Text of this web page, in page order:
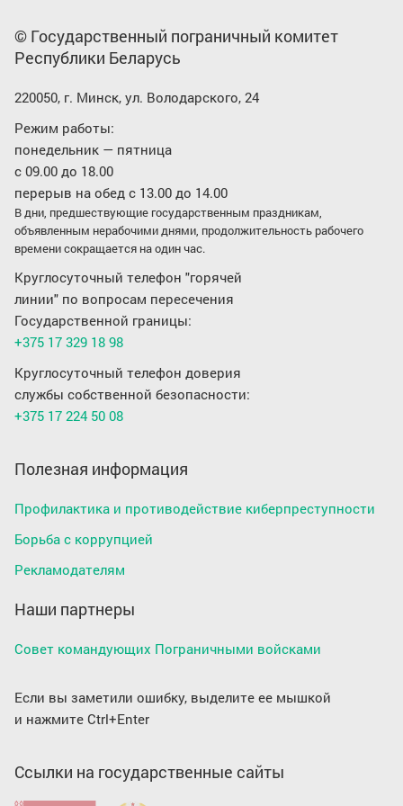
© Государственный пограничный комитет
Республики Беларусь
220050, г. Минск, ул. Володарского, 24
Режим работы:
понедельник — пятница
с 09.00 до 18.00
перерыв на обед с 13.00 до 14.00
В дни, предшествующие государственным праздникам,
объявленным нерабочими днями, продолжительность рабочего
времени сокращается на один час.
Круглосуточный телефон "горячей
линии" по вопросам пересечения
Государственной границы:
+375 17 329 18 98
Круглосуточный телефон доверия
службы собственной безопасности:
+375 17 224 50 08
Полезная информация
Профилактика и противодействие киберпреступности
Борьба с коррупцией
Рекламодателям
Наши партнеры
Совет командующих Пограничными войсками
Если вы заметили ошибку, выделите ее мышкой
и нажмите Ctrl+Enter
Ссылки на государственные сайты